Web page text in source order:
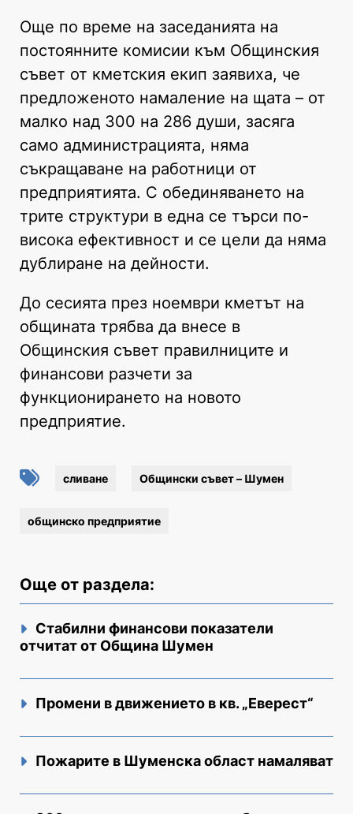
Още по време на заседанията на
постоянните комисии към Общинския
съвет от кметския екип заявиха, че
предложеното намаление на щата – от
малко над 300 на 286 души, засяга
само администрацията, няма
съкращаване на работници от
предприятията. С обединяването на
трите структури в една се търси по-
висока ефективност и се цели да няма
дублиране на дейности.
До сесията през ноември кметът на
общината трябва да внесе в
Общинския съвет правилниците и
финансови разчети за
функционирането на новото
предприятие.
сливане Общински съвет – Шумен
общинско предприятие
Още от раздела:
Стабилни финансови показатели
отчитат от Община Шумен
Промени в движението в кв. „Еверест“
Пожарите в Шуменска област намаляват